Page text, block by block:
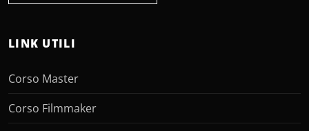
LINK UTILI
Corso Master
Corso Filmmaker